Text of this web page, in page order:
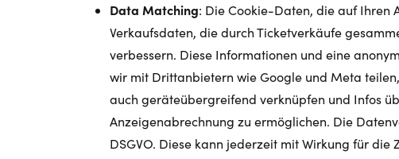
Data Matching: Die Cookie-Daten, die auf Ihren
Verkaufsdaten, die durch Ticketverkäufe
verbessern. Diese Informationen und eine
wir mit Drittanbietern wie Google und Meta
auch geräteübergreifend verknüpfen und Infos
Anzeigenabrechnung zu ermöglichen. Die
DSGVO. Diese kann jederzeit mit Wirkung für